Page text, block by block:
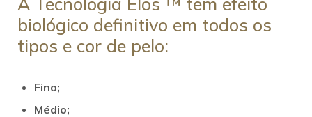
biológico definitivo em todos os
tipos e cor de pelo:
Fino;
Médio;